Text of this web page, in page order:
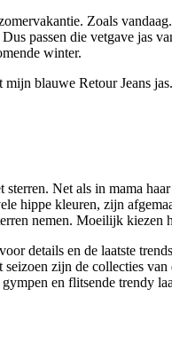
Zoals
passen die vetgave jas
winter.
blauwe Retour Jeans
sterren. Net als in mama
hippe kleuren, zijn
nemen. Moeilijk kiezen
details en de laatste
zijn de collecties
en flitsende